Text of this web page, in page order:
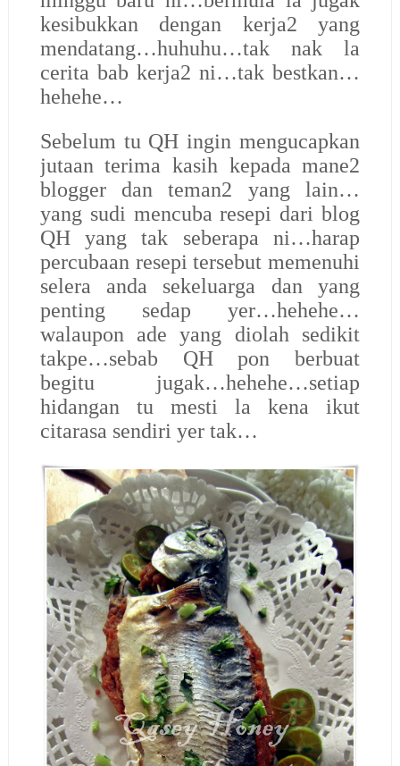
kesibukkan dengan kerja2 yang
mendatang…huhuhu…tak nak la
cerita bab kerja2 ni…tak bestkan…
hehehe…
Sebelum tu QH ingin mengucapkan
jutaan terima kasih kepada mane2
blogger dan teman2 yang lain…
yang sudi mencuba resepi dari blog
QH yang tak seberapa ni…harap
percubaan resepi tersebut memenuhi
selera anda sekeluarga dan yang
penting sedap yer…hehehe…
walaupon ade yang diolah sedikit
takpe…sebab QH pon berbuat
begitu jugak…hehehe…setiap
hidangan tu mesti la kena ikut
citarasa sendiri yer tak…